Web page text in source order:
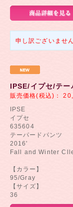
申し訳ございませ
IPSE/イプセ/テ
販売価格(税込)：
IPSE
イプセ
635604
テーパードパンツ
2016'
Fall and Winter
【カラー】
95/Gray
【サイズ】
36